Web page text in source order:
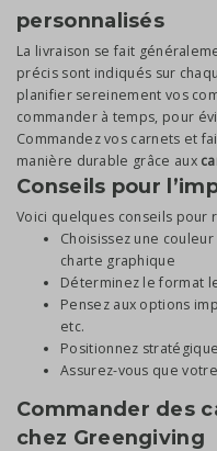
personnalisés
La livraison se fait
précis sont indiqués sur
planifier sereinement vos
commander à temps, pour
Commandez vos carnets et
manière durable grâce aux
Conseils pour
Voici quelques conseils pour
Choisissez une
charte graphique
Déterminez le format
Pensez aux options
etc.
Positionnez
Assurez-vous que
Commander des
chez Greengiving